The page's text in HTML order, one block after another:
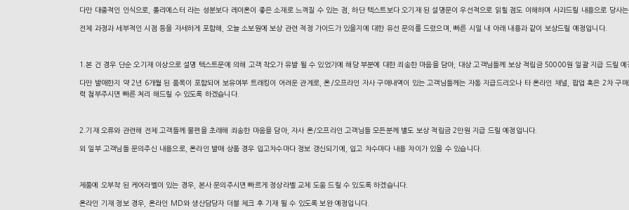
다만 대중적인 인식으로, 폴리에스터 라는 성분보다 레이온이 좋은 소재로 느껴질 수 있는 점,하단 텍스트보다 오기재 된 설명문이 우선적으로 읽힐 점도 이해하며 사과드릴 내용으로 당사
전체 과정과 세부적인 시점 등을 자세하게 포함해, 오늘 소보원에 보상 관련 적정 가이드가 있을지에 대한 유선 문의를 드렸으며, 빠른 시일 내 아래 내용과 같이 보상드릴 예정입니다.
1.본 건 경우 단순 오기재 이상으로 설명 텍스트문에 의해 고객 착오가 유발 될 수 있었기에 해당 부분에 대한 죄송한 마음을 담아, 대상 고객님들께 보상 적립금 50000원 일괄 지급 드릴
다만 발매한지 약 2년 6개월 된 품목이 포함되어 보유여부 트래킹이 어려운 관계로, 온/오프라인 자사 구매내역이 있는 고객님들께는 자동 지급드리오나 타 온라인 채널, 팝업 혹은 2차 구
력 첨부주시면 빠른 처리 해드릴 수 있도록 하겠습니다.
2.기재 오류와 관련해 전체 고객들께 불편을 초래해 죄송한 마음을 담아, 자사 온/오프라인 고객님들 모든분께 별도 보상 적립금 2만원 지급 드릴 예정입니다.
외 일부 고객님들 문의주신 내용으로, 온라인 발매 상품 경우 입고차수마다 정보 갱신되기에, 입고 차수마다 내용 차이가 있을 수 있습니다.
제품에 오부착 된 케어라벨이 있는 경우, 본사 문의주시면 빠르게 정상라벨 교체 도움 드릴 수 있도록 하겠습니다.
온라인 기재 정보 경우, 온라인 MD와 생산담당자 더블 체크 후 기재 될 수 있도록 보완 예정입니다.